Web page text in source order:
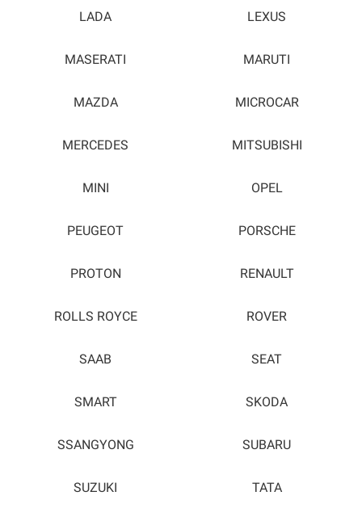
LADA LEXUS
MASERATI MARUTI
MAZDA MICROCAR
MERCEDES MITSUBISHI
MINI OPEL
PEUGEOT PORSCHE
PROTON RENAULT
ROLLS ROYCE ROVER
SAAB SEAT
SMART SKODA
SSANGYONG SUBARU
SUZUKI TATA